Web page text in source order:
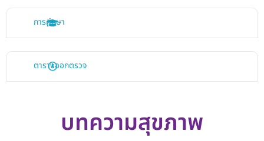
การศึกษา
ตารางออกตรวจ
บทความสุขภาพ